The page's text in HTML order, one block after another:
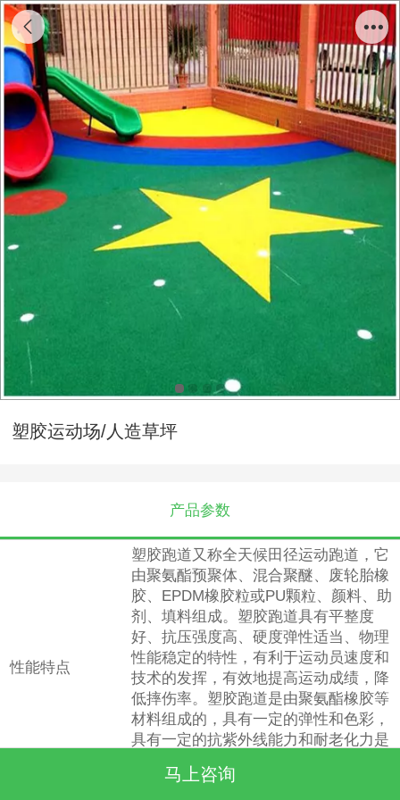
塑胶运动场/人造草坪
产品参数
性能特点
塑胶跑道又称全天候田径运动跑道，它
由聚氨酯预聚体、混合聚醚、废轮胎橡
胶、EPDM橡胶粒或PU颗粒、颜料、助
剂、填料组成。塑胶跑道具有平整度
好、抗压强度高、硬度弹性适当、物理
性能稳定的特性，有利于运动员速度和
技术的发挥，有效地提高运动成绩，降
低摔伤率。塑胶跑道是由聚氨酯橡胶等
材料组成的，具有一定的弹性和色彩，
具有一定的抗紫外线能力和耐老化力是
坪材料。马上咨询